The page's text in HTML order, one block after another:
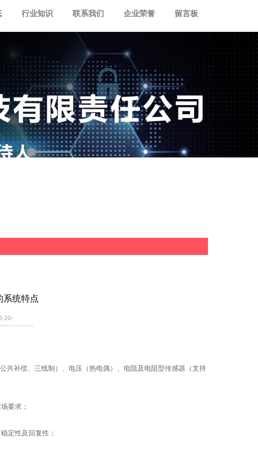
行业知识 联系我们 企业荣誉 留言板
系统特点
20-
补偿、三线制）、电压（热电偶）、电阻及电阻型传感器（支持
要求；
定性及回复性；